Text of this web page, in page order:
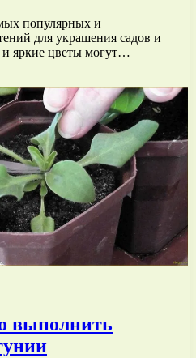
популярных и
для украшения садов и
и яркие цветы могут…
выполнить